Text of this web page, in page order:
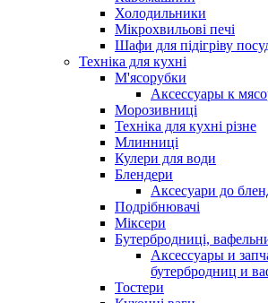
Холодильники
Мікрохвильові печі
Шафи для підігріву
Техніка для кухні
М'ясорубки
Аксессуары к
Морозивниці
Техніка для кухні різне
Млинниці
Кулери для води
Блендери
Аксесуари до
Подрібнювачі
Міксери
Бутербродниці,
Аксессуары и
бутербродниц и
Тостери